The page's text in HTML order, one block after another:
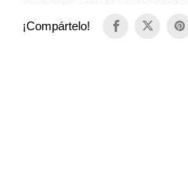
¡Compártelo!